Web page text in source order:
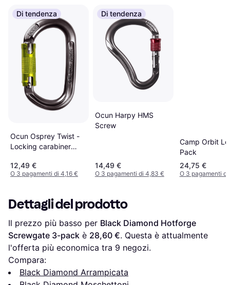
Di tendenza
Ocun Osprey Twist -
Locking carabiner
12,49 €
O 3 pagamenti di 4,16 €
Di tendenza
Ocun Harpy HMS
Screw
14,49 €
O 3 pagamenti di 4,83 €
Camp Orbit
Pack
24,75 €
O 3 pagamenti di
Dettagli del prodotto
Il prezzo più basso per Black Diamond Hotforge
Screwgate 3-pack è 28,60 €. Questa è attualmente
l'offerta più economica tra 9 negozi.
Compara:
Black Diamond Arrampicata